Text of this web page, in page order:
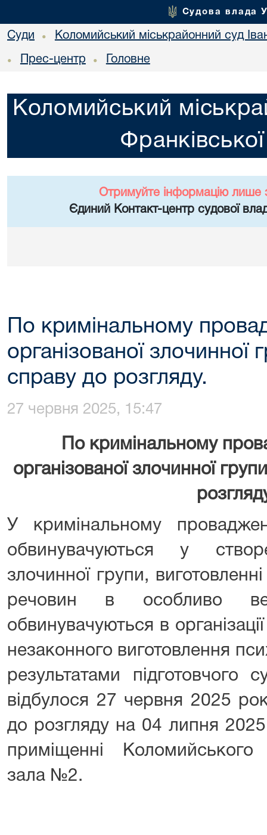
Судова влада
Суди • Коломийський міськрайонний суд
• Прес-центр • Головне
Коломийський
Отримуйте інформацію лише
Єдиний Контакт-центр судової
По кримінальному
організованої злочинної
справу до розгляду.
27 червня 2025, 15:47
По кримінальному
організованої злочинної
У кримінальному
обвинувачуються у
злочинної групи,
речовин в особливо
обвинувачуються в
незаконного виготовлення
результатами підготовчого
відбулося 27 червня 2025
до розгляду на 04 липня
приміщенні Коломийського
зала №2.